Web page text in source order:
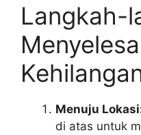
Langkah-
Menuju
di atas untuk